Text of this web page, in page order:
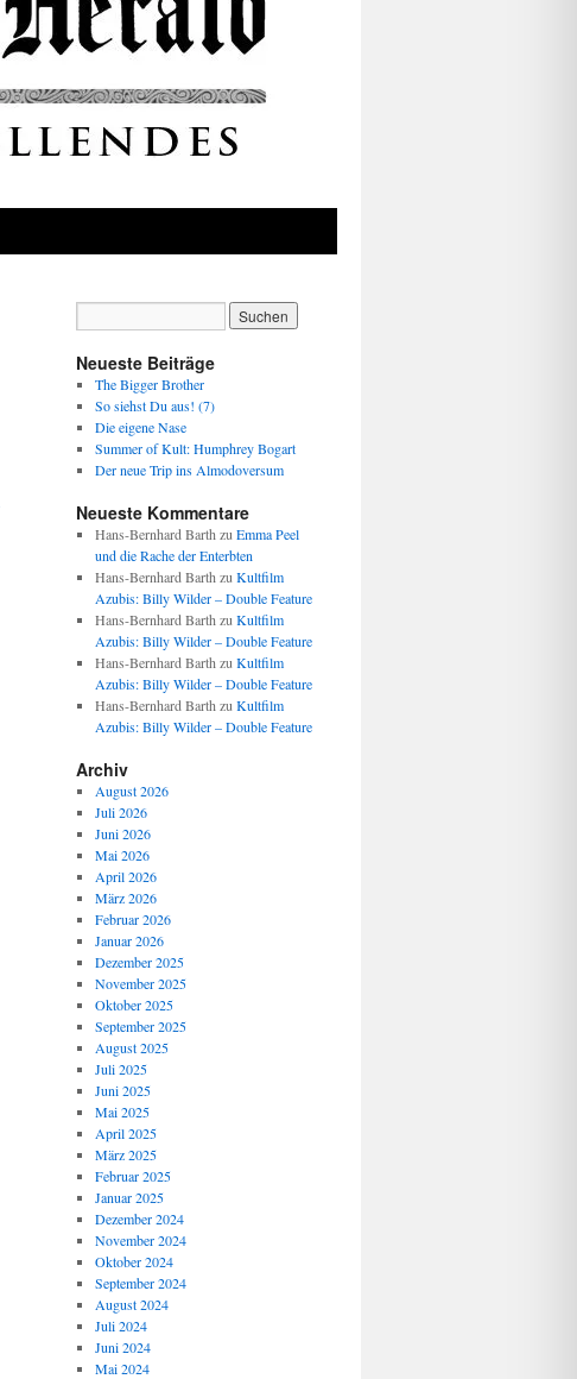
Neueste Beiträge
The Bigger Brother
So siehst Du aus! (7)
Die eigene Nase
Summer of Kult: Humphrey Bogart
Der neue Trip ins Almodoversum
Neueste Kommentare
Hans-Bernhard Barth zu Emma Peel
und die Rache der Enterbten
Hans-Bernhard Barth zu Kultfilm
Azubis: Billy Wilder – Double Feature
Hans-Bernhard Barth zu Kultfilm
Azubis: Billy Wilder – Double Feature
Hans-Bernhard Barth zu Kultfilm
Azubis: Billy Wilder – Double Feature
Hans-Bernhard Barth zu Kultfilm
Azubis: Billy Wilder – Double Feature
Archiv
August 2026
Juli 2026
Juni 2026
Mai 2026
April 2026
März 2026
Februar 2026
Januar 2026
Dezember 2025
November 2025
Oktober 2025
September 2025
August 2025
Juli 2025
Juni 2025
Mai 2025
April 2025
März 2025
Februar 2025
Januar 2025
Dezember 2024
November 2024
Oktober 2024
September 2024
August 2024
Juli 2024
Juni 2024
Mai 2024